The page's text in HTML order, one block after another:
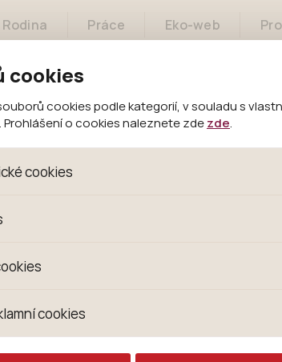
cookies
cookies podle kategorií, v souladu s
. Prohlášení o cookies naleznete zde zde.
cookies
které jsou nezbytné ke správnému chování
k ukládání produktů v nákupním košíku,
skriptem společnosti Google Inc., která
již nejedná o osobní údaje, protože
k přizpůsobení našeho webu vašim
Díky nim můžeme nabídku přímo
doporučením produktů či jiným nedůležitým
cookies
Rodina Práce Eko-web
služby Občané Bydlení